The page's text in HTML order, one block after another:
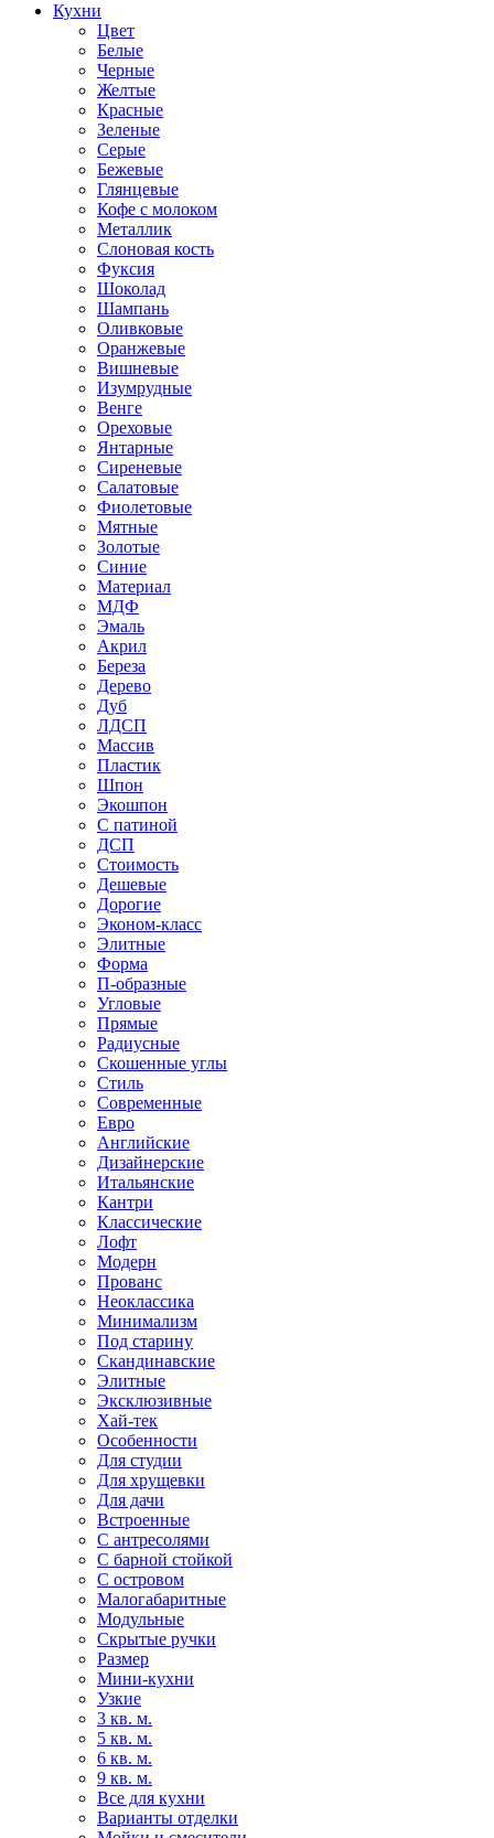
Кухни
Цвет
Белые
Черные
Желтые
Красные
Зеленые
Серые
Бежевые
Глянцевые
Кофе с молоком
Металлик
Слоновая кость
Фуксия
Шоколад
Шампань
Оливковые
Оранжевые
Вишневые
Изумрудные
Венге
Ореховые
Янтарные
Сиреневые
Салатовые
Фиолетовые
Мятные
Золотые
Синие
Материал
МДФ
Эмаль
Акрил
Береза
Дерево
Дуб
ЛДСП
Массив
Пластик
Шпон
Экошпон
С патиной
ДСП
Стоимость
Дешевые
Дорогие
Эконом-класс
Элитные
Форма
П-образные
Угловые
Прямые
Радиусные
Скошенные углы
Стиль
Современные
Евро
Английские
Дизайнерские
Итальянские
Кантри
Классические
Лофт
Модерн
Прованс
Неоклассика
Минимализм
Под старину
Скандинавские
Элитные
Эксклюзивные
Хай-тек
Особенности
Для студии
Для хрущевки
Для дачи
Встроенные
С антресолями
С барной стойкой
С островом
Малогабаритные
Модульные
Скрытые ручки
Размер
Мини-кухни
Узкие
3 кв. м.
5 кв. м.
6 кв. м.
9 кв. м.
Все для кухни
Варианты отделки